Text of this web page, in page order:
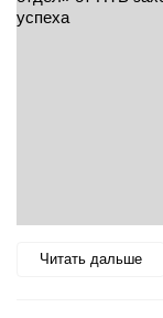
Читать дальше